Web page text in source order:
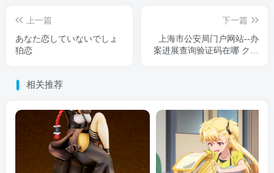
上一篇
あなた恋していないでしょ
狛恋
下一篇
上海市公安局门户网站--办
案进展查询验证码在哪 クー
相关推荐